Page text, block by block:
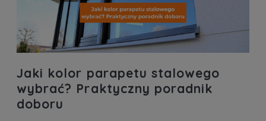
Jaki kolor parapetu stalowego
wybrać? Praktyczny poradnik
doboru